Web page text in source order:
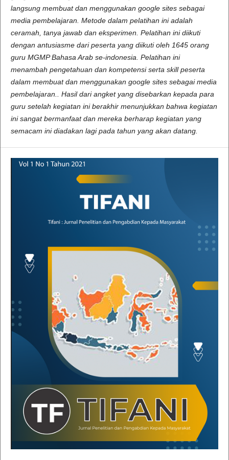
langsung membuat dan menggunakan google sites sebagai
media pembelajaran. Metode dalam pelatihan ini adalah
ceramah, tanya jawab dan eksperimen. Pelatihan ini diikuti
dengan antusiasme dari peserta yang diikuti oleh 1645 orang
guru MGMP Bahasa Arab se-indonesia. Pelatihan ini
menambah pengetahuan dan kompetensi serta skill peserta
dalam membuat dan menggunakan google sites sebagai media
pembelajaran.. Hasil dari angket yang disebarkan kepada para
guru setelah kegiatan ini berakhir menunjukkan bahwa kegiatan
ini sangat bermanfaat dan mereka berharap kegiatan yang
semacam ini diadakan lagi pada tahun yang akan datang.